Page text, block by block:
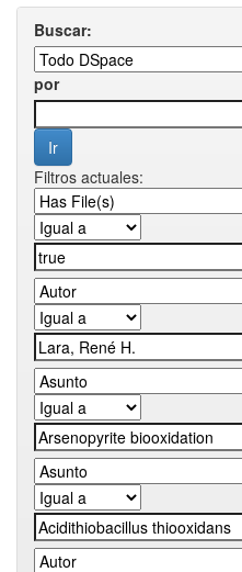
Buscar:
por
Filtros actuales: